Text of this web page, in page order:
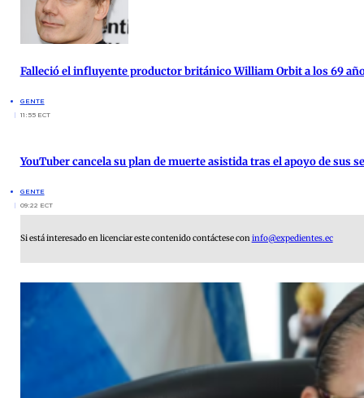
Falleció el influyente productor británico William Orbit a los 69
GENTE
11:55 ECT
YouTuber cancela su plan de muerte asistida tras el apoyo de sus
GENTE
09:22 ECT
Si está interesado en licenciar este contenido contáctese coninfo@expedientes.ec